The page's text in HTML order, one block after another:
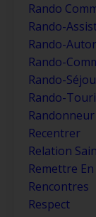
Rando
Rando-
Rando-
Rando-
Rando-
Rando-
Randonneur
Recentrer
Relation
Remettre
Rencontres
Respect